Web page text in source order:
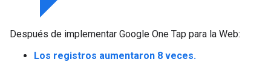
Después de implementar Google One Tap para la Web:
Los registros aumentaron 8 veces.